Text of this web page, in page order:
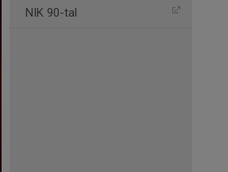
NIK 90-tal